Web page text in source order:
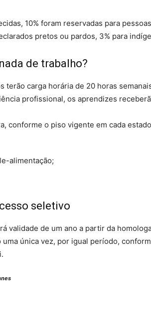
10% foram reservadas para
pretos ou pardos, 3% para
de trabalho?
terão carga horária de 20 horas
profissional, os aprendizes
conforme o piso vigente em cada
alimentação;
seletivo
validade de um ano a partir da
única vez, por igual período,